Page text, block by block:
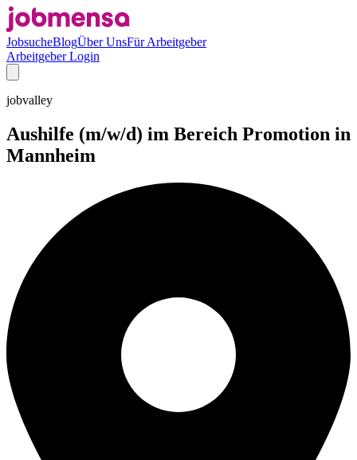
JobsucheBlogÜber UnsFür Arbeitgeber
Arbeitgeber Login
jobvalley
Aushilfe (m/w/d) im Bereich Promotion in
Mannheim